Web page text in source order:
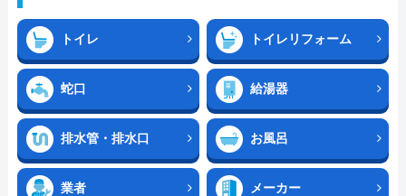
トイレ トイレリフォーム
蛇口 給湯器
排水管・排水口 お風呂
業者 メーカー